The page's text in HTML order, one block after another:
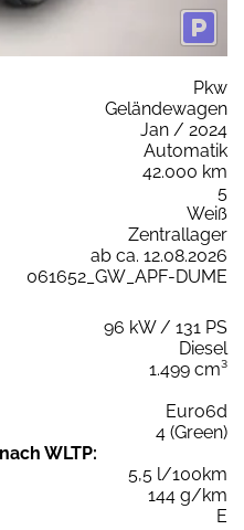
Pkw
Geländewagen
Jan / 2024
Automatik
42.000 km
5
Weiß
Zentrallager
ab ca. 12.08.2026
061652_GW_APF-DUME
96 kW / 131 PS
Diesel
1.499 cm³
Euro6d
4 (Green)
WLTP:
5,5 l/100km
144 g/km
E